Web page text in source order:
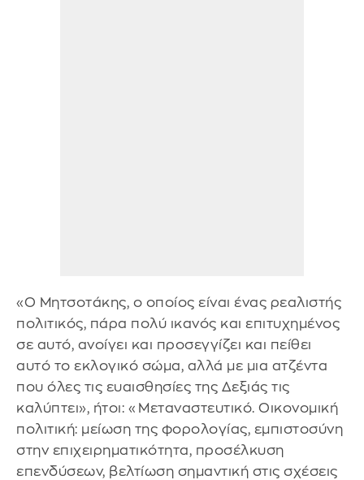
«Ο Μητσοτάκης, ο οποίος είναι ένας ρεαλιστής
πολιτικός, πάρα πολύ ικανός και επιτυχημένος
σε αυτό, ανοίγει και προσεγγίζει και πείθει
αυτό το εκλογικό σώμα, αλλά με μια ατζέντα
που όλες τις ευαισθησίες της Δεξιάς τις
καλύπτει», ήτοι: «Μεταναστευτικό. Οικονομική
πολιτική: μείωση της φορολογίας, εμπιστοσύνη
στην επιχειρηματικότητα, προσέλκυση
επενδύσεων, βελτίωση σημαντική στις σχέσεις